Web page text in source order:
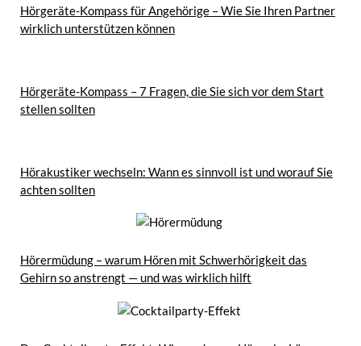
Hörgeräte-Kompass für Angehörige – Wie Sie Ihren Partner
wirklich unterstützen können
Hörgeräte-Kompass – 7 Fragen, die Sie sich vor dem Start
stellen sollten
Hörakustiker wechseln: Wann es sinnvoll ist und worauf Sie
achten sollten
Hörermüdung – warum Hören mit Schwerhörigkeit das
Gehirn so anstrengt — und was wirklich hilft